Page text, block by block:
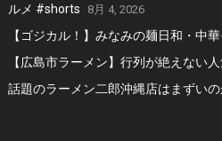
ルメ #shorts
8月 4, 2026
【ゴジカル！】みなみの麺日和・中
【広島市ラーメン】行列が絶えない
話題のラーメン二郎沖縄店はまずいの